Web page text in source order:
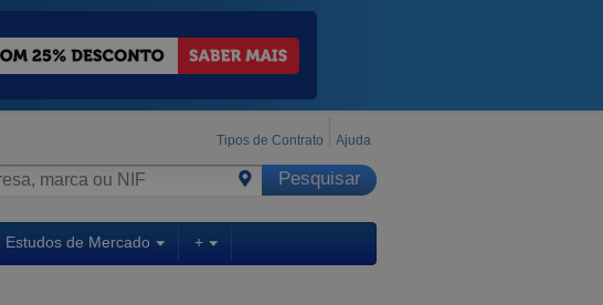
Tipos de Contrato Ajuda
Estudos de Mercado +